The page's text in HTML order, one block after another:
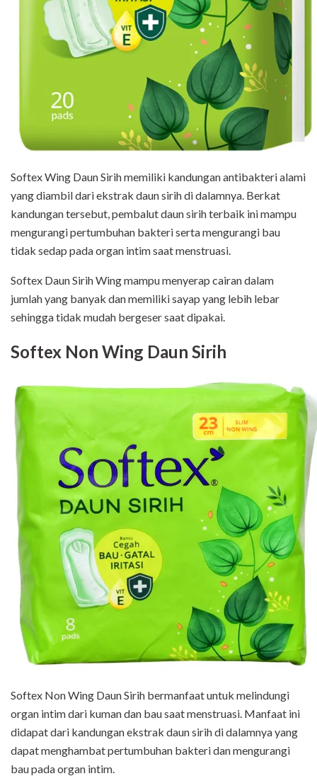
Softex Wing Daun Sirih memiliki kandungan antibakteri alami
yang diambil dari ekstrak daun sirih di dalamnya. Berkat
kandungan tersebut, pembalut daun sirih terbaik ini mampu
mengurangi pertumbuhan bakteri serta mengurangi bau
tidak sedap pada organ intim saat menstruasi.
Softex Daun Sirih Wing mampu menyerap cairan dalam
jumlah yang banyak dan memiliki sayap yang lebih lebar
sehingga tidak mudah bergeser saat dipakai.
Softex Non Wing Daun Sirih
Softex Non Wing Daun Sirih bermanfaat untuk melindungi
organ intim dari kuman dan bau saat menstruasi. Manfaat ini
didapat dari kandungan ekstrak daun sirih di dalamnya yang
dapat menghambat pertumbuhan bakteri dan mengurangi
bau pada organ intim.